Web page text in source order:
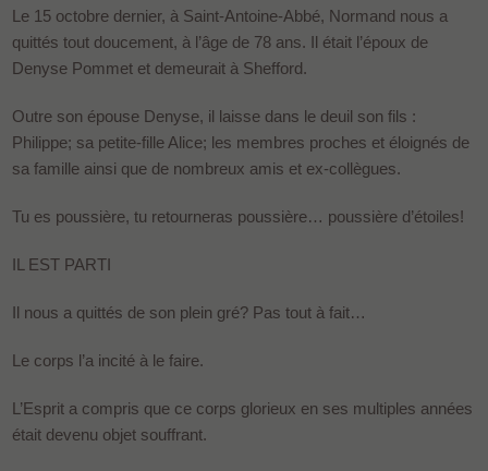
Le 15 octobre dernier, à Saint-Antoine-Abbé, Normand nous a
quittés tout doucement, à l’âge de 78 ans. Il était l’époux de
Denyse Pommet et demeurait à Shefford.
Outre son épouse Denyse, il laisse dans le deuil son fils :
Philippe; sa petite-fille Alice; les membres proches et éloignés de
sa famille ainsi que de nombreux amis et ex-collègues.
Tu es poussière, tu retourneras poussière… poussière d’étoiles!
IL EST PARTI
Il nous a quittés de son plein gré? Pas tout à fait…
Le corps l’a incité à le faire.
L’Esprit a compris que ce corps glorieux en ses multiples années
était devenu objet souffrant.